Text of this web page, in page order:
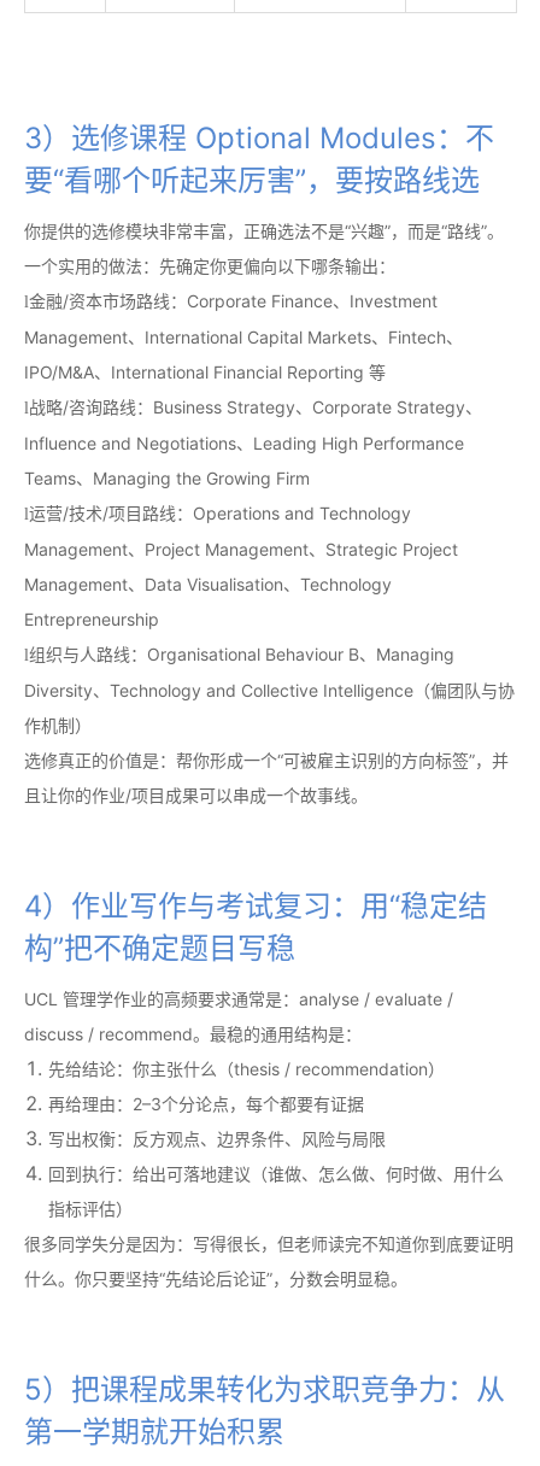
3）选修课程 Optional Modules：不
要“看哪个听起来厉害”，要按路线选
你提供的选修模块非常丰富，正确选法不是“兴趣”，而是“路线”。
一个实用的做法：先确定你更偏向以下哪条输出：
l金融/资本市场路线：Corporate Finance、Investment
Management、International Capital Markets、Fintech、
IPO/M&A、International Financial Reporting 等
l战略/咨询路线：Business Strategy、Corporate Strategy、
Influence and Negotiations、Leading High Performance
Teams、Managing the Growing Firm
l运营/技术/项目路线：Operations and Technology
Management、Project Management、Strategic Project
Management、Data Visualisation、Technology
Entrepreneurship
l组织与人路线：Organisational Behaviour B、Managing
Diversity、Technology and Collective Intelligence（偏团队与协
作机制）
选修真正的价值是：帮你形成一个“可被雇主识别的方向标签”，并
且让你的作业/项目成果可以串成一个故事线。
4）作业写作与考试复习：用“稳定结
构”把不确定题目写稳
UCL 管理学作业的高频要求通常是：analyse / evaluate /
discuss / recommend。最稳的通用结构是：
先给结论：你主张什么（thesis / recommendation）
再给理由：2–3个分论点，每个都要有证据
写出权衡：反方观点、边界条件、风险与局限
回到执行：给出可落地建议（谁做、怎么做、何时做、用什么
指标评估）
很多同学失分是因为：写得很长，但老师读完不知道你到底要证明
什么。你只要坚持“先结论后论证”，分数会明显稳。
5）把课程成果转化为求职竞争力：从
第一学期就开始积累